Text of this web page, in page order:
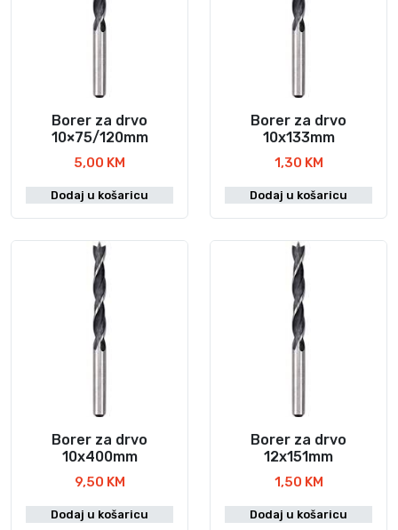
Borer za drvo
10×75/120mm
5,00 KM
Dodaj u košaricu
Borer za drvo
10x133mm
1,30 KM
Dodaj u košaricu
Borer za drvo
10x400mm
9,50 KM
Dodaj u košaricu
Borer za drvo
12x151mm
1,50 KM
Dodaj u košaricu